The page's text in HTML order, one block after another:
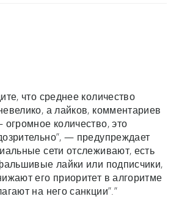
что среднее количество
а лайков, комментариев
количество, это
— предупреждает
сети отслеживают, есть
лайки или подписчики,
его приоритет в алгоритме
на него санкции”.”